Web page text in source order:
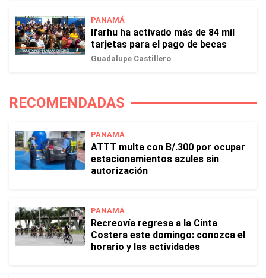
PANAMÁ
Ifarhu ha activado más de 84 mil
tarjetas para el pago de becas
Guadalupe Castillero
RECOMENDADAS
PANAMÁ
ATTT multa con B/.300 por ocupar
estacionamientos azules sin
autorización
PANAMÁ
Recreovía regresa a la Cinta
Costera este domingo: conozca el
horario y las actividades